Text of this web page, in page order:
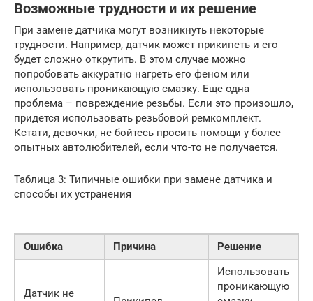
Возможные трудности и их решение
При замене датчика могут возникнуть некоторые
трудности. Например, датчик может прикипеть и его
будет сложно открутить. В этом случае можно
попробовать аккуратно нагреть его феном или
использовать проникающую смазку. Еще одна
проблема – повреждение резьбы. Если это произошло,
придется использовать резьбовой ремкомплект.
Кстати, девочки, не бойтесь просить помощи у более
опытных автолюбителей, если что-то не получается.
Таблица 3: Типичные ошибки при замене датчика и
способы их устранения
Ошибка Причина Решение
Датчик не
Использовать
проникающую